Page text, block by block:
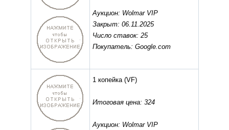
Аукцион: Wolmar VIP
Закрыт: 06.11.2025
Число ставок: 25
Покупатель: Google.com
1 копейка(VF)
Итоговая цена: 324
Аукцион: Wolmar VIP